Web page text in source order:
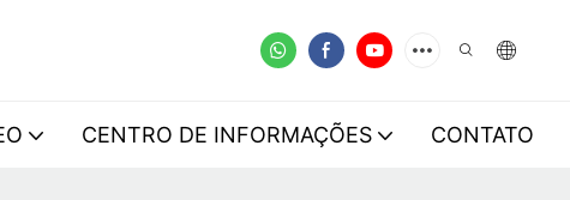
CENTRO DE INFORMAÇÕES CONTATO